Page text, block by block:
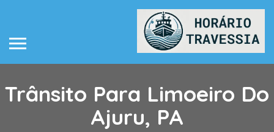
Trânsito Para Limoeiro Do
Ajuru, PA